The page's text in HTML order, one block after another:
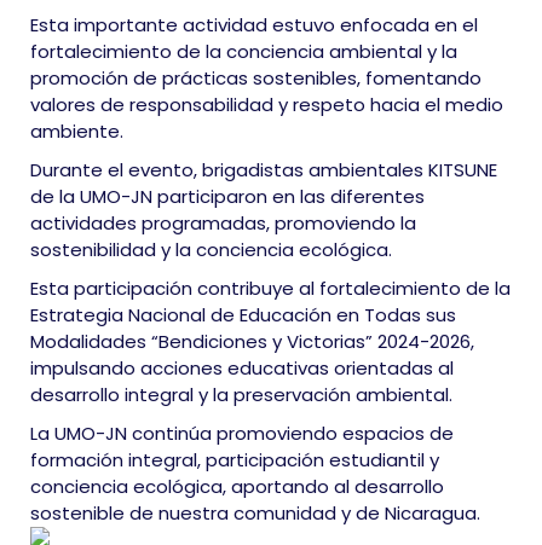
Esta importante actividad estuvo enfocada en el
fortalecimiento de la conciencia ambiental y la
promoción de prácticas sostenibles, fomentando
valores de responsabilidad y respeto hacia el medio
ambiente.
Durante el evento, brigadistas ambientales KITSUNE
de la UMO-JN participaron en las diferentes
actividades programadas, promoviendo la
sostenibilidad y la conciencia ecológica.
Esta participación contribuye al fortalecimiento de la
Estrategia Nacional de Educación en Todas sus
Modalidades “Bendiciones y Victorias” 2024-2026,
impulsando acciones educativas orientadas al
desarrollo integral y la preservación ambiental.
La UMO-JN continúa promoviendo espacios de
formación integral, participación estudiantil y
conciencia ecológica, aportando al desarrollo
sostenible de nuestra comunidad y de Nicaragua.